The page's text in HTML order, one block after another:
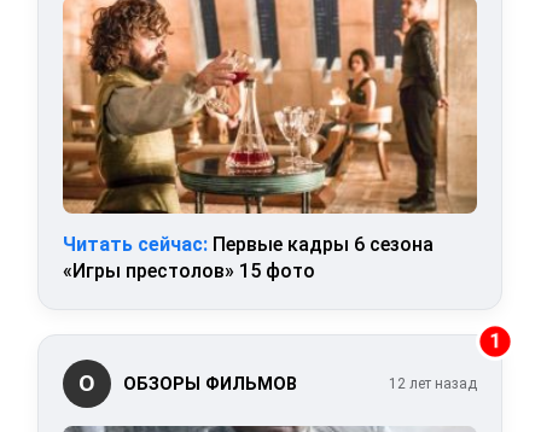
Читать сейчас: Первые кадры 6 сезона
«Игры престолов» 15 фото
1
О ОБЗОРЫ ФИЛЬМОВ 12 лет назад